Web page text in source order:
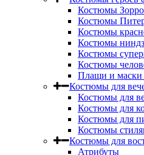
Костюмы Зорро
Костюмы
Костюмы
Костюмы
Костюмы
Костюмы
Плащи и маски
Костюмы для
Костюмы для
Костюмы для
Костюмы для
Костюмы
Костюмы для
Атрибуты